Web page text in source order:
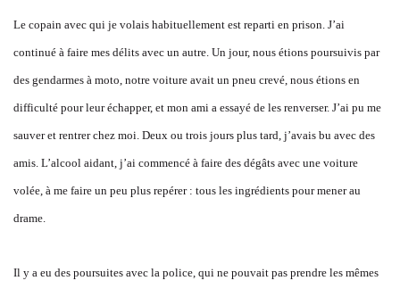
Le copain avec qui je volais habituellement est reparti en prison. J’ai
continué à faire mes délits avec un autre. Un jour, nous étions poursuivis par
des gendarmes à moto, notre voiture avait un pneu crevé, nous étions en
difficulté pour leur échapper, et mon ami a essayé de les renverser. J’ai pu me
sauver et rentrer chez moi. Deux ou trois jours plus tard, j’avais bu avec des
amis. L’alcool aidant, j’ai commencé à faire des dégâts avec une voiture
volée, à me faire un peu plus repérer : tous les ingrédients pour mener au
drame.
Il y a eu des poursuites avec la police, qui ne pouvait pas prendre les mêmes